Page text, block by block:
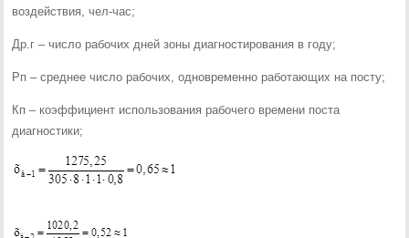
воздействия, чел-час;
Др.г – число рабочих дней зоны диагностирования в году;
Рп – среднее число рабочих, одновременно работающих на посту;
Кп – коэффициент использования рабочего времени поста
диагностики;